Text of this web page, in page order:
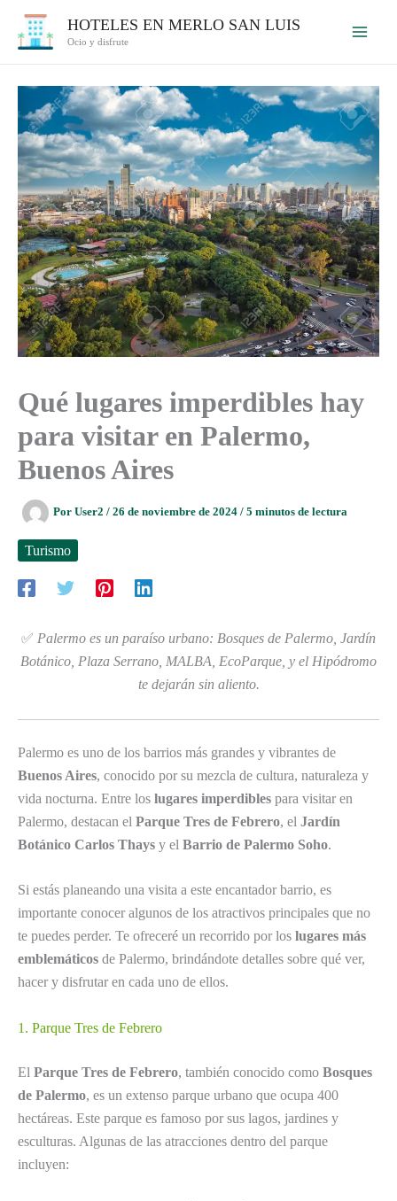
HOTELES EN MERLO SAN LUIS
Ocio y disfrute
Qué lugares imperdibles hay
para visitar en Palermo,
Buenos Aires
Por User2 / 26 de noviembre de 2024 / 5 minutos de lectura
Turismo
✅ Palermo es un paraíso urbano: Bosques de Palermo, Jardín
Botánico, Plaza Serrano, MALBA, EcoParque, y el Hipódromo
te dejarán sin aliento.
Palermo es uno de los barrios más grandes y vibrantes de
Buenos Aires, conocido por su mezcla de cultura, naturaleza y
vida nocturna. Entre los lugares imperdibles para visitar en
Palermo, destacan el Parque Tres de Febrero, el Jardín
Botánico Carlos Thays y el Barrio de Palermo Soho.
Si estás planeando una visita a este encantador barrio, es
importante conocer algunos de los atractivos principales que no
te puedes perder. Te ofreceré un recorrido por los lugares más
emblemáticos de Palermo, brindándote detalles sobre qué ver,
hacer y disfrutar en cada uno de ellos.
1. Parque Tres de Febrero
El Parque Tres de Febrero, también conocido como Bosques
de Palermo, es un extenso parque urbano que ocupa 400
hectáreas. Este parque es famoso por sus lagos, jardines y
esculturas. Algunas de las atracciones dentro del parque
incluyen: